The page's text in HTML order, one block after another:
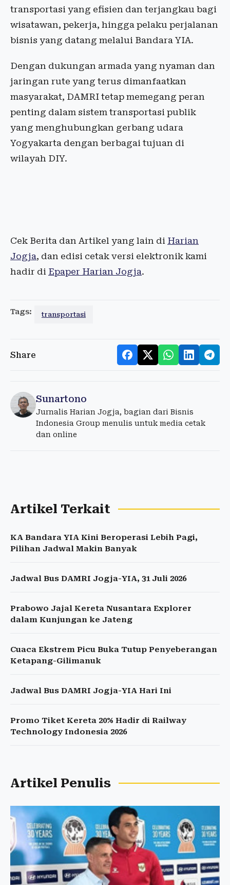
transportasi yang efisien dan terjangkau bagi
wisatawan, pekerja, hingga pelaku perjalanan
bisnis yang datang melalui Bandara YIA.
Dengan dukungan armada yang nyaman dan
jaringan rute yang terus dimanfaatkan
masyarakat, DAMRI tetap memegang peran
penting dalam sistem transportasi publik
yang menghubungkan gerbang udara
Yogyakarta dengan berbagai tujuan di
wilayah DIY.
Cek Berita dan Artikel yang lain di Harian
Jogja, dan edisi cetak versi elektronik kami
hadir di Epaper Harian Jogja.
Tags: transportasi
Share
Sunartono
Jurnalis Harian Jogja, bagian dari Bisnis
Indonesia Group menulis untuk media cetak
dan online
Artikel Terkait
KA Bandara YIA Kini Beroperasi Lebih Pagi,
Pilihan Jadwal Makin Banyak
Jadwal Bus DAMRI Jogja-YIA, 31 Juli 2026
Prabowo Jajal Kereta Nusantara Explorer
dalam Kunjungan ke Jateng
Cuaca Ekstrem Picu Buka Tutup Penyeberangan
Ketapang-Gilimanuk
Jadwal Bus DAMRI Jogja-YIA Hari Ini
Promo Tiket Kereta 20% Hadir di Railway
Technology Indonesia 2026
Artikel Penulis